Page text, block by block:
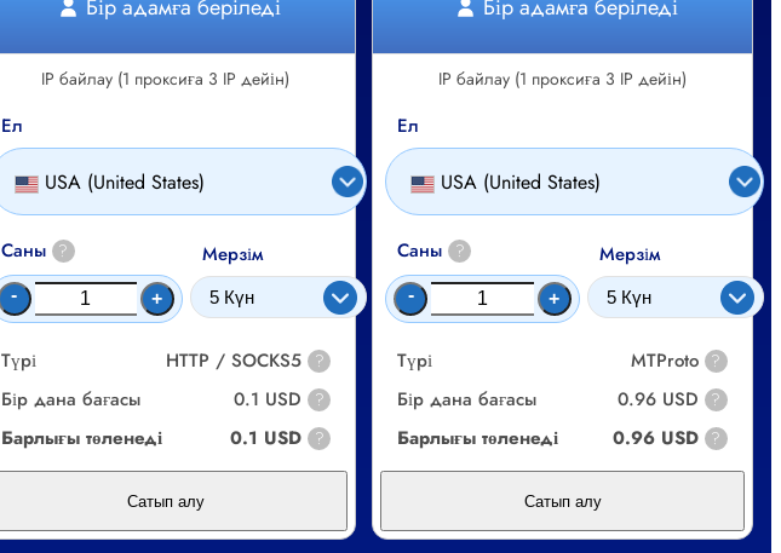
Бір адамға беріледі
IP байлау (1 проксиға 3 IP дейін)
Ел
USA (United States)
Саны ?
- +
Мерзім
Түрі HTTP / SOCKS5 ?
Бір дана бағасы 0.1 USD ?
Барлығы төленеді 0.1 USD ?
Сатып алу
Бір адамға беріледі
IP байлау (1 проксиға 3 IP дейін)
Ел
USA (United States)
Саны ?
- +
Мерзім
Түрі MTProto ?
Бір дана бағасы 0.96 USD ?
Барлығы төленеді 0.96 USD ?
Сатып алу